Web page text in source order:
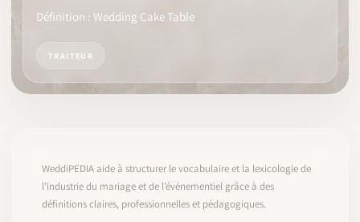
COMMENCER
Définition : Wedding Cake Table
TRAITEUR
WeddiPEDIA aide à structurer le vocabulaire et la lexicologie de
l’industrie du mariage et de l’événementiel grâce à des
définitions claires, professionnelles et pédagogiques.